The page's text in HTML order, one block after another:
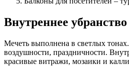
Внутреннее
Мечеть выполнена в светлых
воздушности, праздничности.
красивые витражи, мозаики и